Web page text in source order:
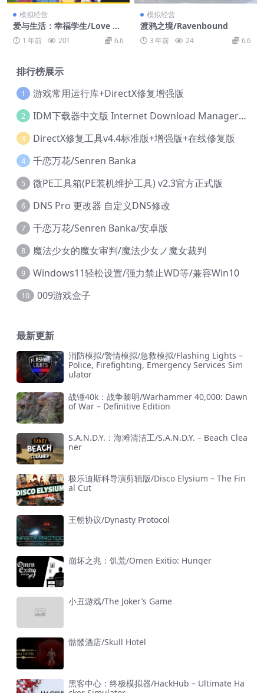
模拟经营
爱与生活：幸福学生/Love n
Life: Happy Student
1 年前 201 6.6
模拟经营
渡鸦之境/Ravenbound
3 年前 24 6.6
排行榜展示
1 游戏常用运行库+DirectX修复增强版
2 IDM下载器中文版 Internet Download Manager v6.42.36 IDM
3 DirectX修复工具v4.4标准版+增强版+在线修复版
4 千恋万花/Senren Banka
5 微PE工具箱(PE装机维护工具) v2.3官方正式版
6 DNS Pro 更改器 自定义DNS修改
7 千恋万花/Senren Banka/安卓版
8 魔法少女的魔女审判/魔法少女ノ魔女裁判
9 Windows11轻松设置/强力禁止WD等/兼容Win10
10 009游戏盒子
最新更新
消防模拟/警情模拟/急救模拟/Flashing Lights –
Police, Firefighting, Emergency Services Sim
ulator
战锤40k：战争黎明/Warhammer 40,000: Dawn
of War – Definitive Edition
S.A.N.D.Y.：海滩清洁工/S.A.N.D.Y. – Beach Clea
ner
极乐迪斯科导演剪辑版/Disco Elysium – The Fin
al Cut
王朝协议/Dynasty Protocol
崩坏之兆：饥荒/Omen Exitio: Hunger
小丑游戏/The Joker’s Game
骷髅酒店/Skull Hotel
黑客中心：终极模拟器/HackHub – Ultimate Ha